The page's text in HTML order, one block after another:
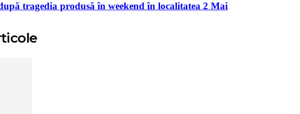
tragedia produsă în weekend în localitatea 2 Mai